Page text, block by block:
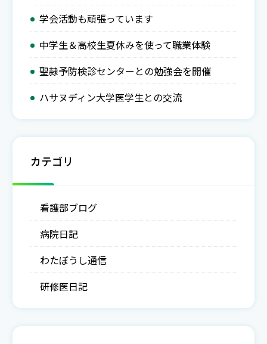
学会活動も頑張っています
中学生＆高校生夏休みを使って職業体験
聖隷予防検診センターとの勉強会を開催
ハサヌディン大学医学生との交流
カテゴリ
看護部ブログ
病院日記
わたぼうし通信
研修医日記